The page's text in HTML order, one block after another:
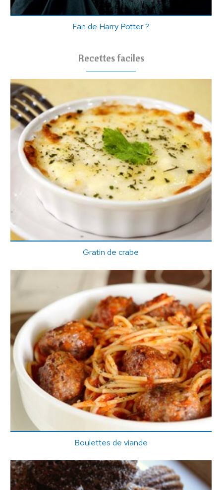
Fan de Harry Potter ?
Recettes faciles
Gratin de crabe
Boulettes de viande